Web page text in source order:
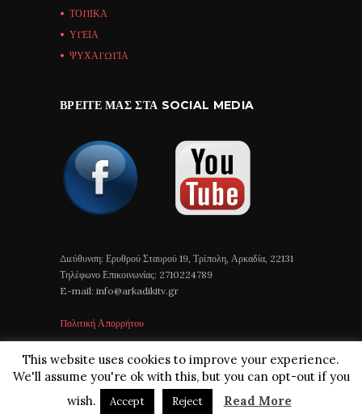
ΤΟΠΙΚΑ
ΥΓΕΙΑ
ΨΥΧΑΓΩΓΙΑ
ΒΡΕΊΤΕ ΜΑΣ ΣΤΑ SOCIAL MEDIA
Διεύθυνση: Ερυθρού Σταυρού 19, Τρίπολη, Αρκαδία, 22131
Τηλέφωνο Επικοινωνίας: 2710224789
E-mail: info@arkadikitv.gr
Πολιτική Απορρήτου
Arkadiki TV © 2018 All Rights Reserved
This website uses cookies to improve your experience.
We'll assume you're ok with this, but you can opt-out if you
wish.
Accept Reject Read More